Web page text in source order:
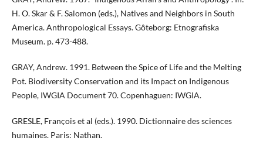
H. O. Skar & F. Salomon (eds.), Natives and Neighbors in South
America. Anthropological Essays. Gôteborg: Etnografiska
Museum. p. 473-488.
GRAY, Andrew. 1991. Between the Spice of Life and the Melting
Pot. Biodiversity Conservation and its Impact on Indigenous
People, IWGIA Document 70. Copenhaguen: IWGIA.
GRESLE, François et al (eds.). 1990. Dictionnaire des sciences
humaines. Paris: Nathan.